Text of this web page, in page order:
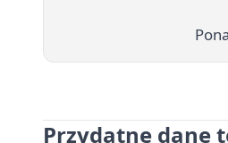
Przydatne dane